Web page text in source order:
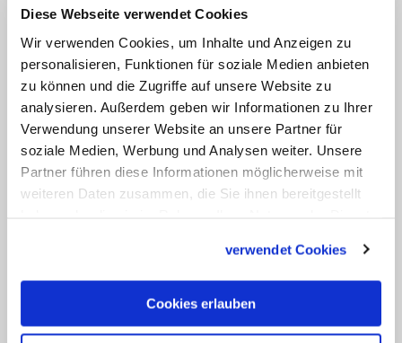
Diese Webseite verwendet Cookies
Wir verwenden Cookies, um Inhalte und Anzeigen zu
personalisieren, Funktionen für soziale Medien anbieten
zu können und die Zugriffe auf unsere Website zu
analysieren. Außerdem geben wir Informationen zu Ihrer
Verwendung unserer Website an unsere Partner für
soziale Medien, Werbung und Analysen weiter. Unsere
Partner führen diese Informationen möglicherweise mit
weiteren Daten zusammen, die Sie ihnen bereitgestellt
verwendet Cookies
Cookies erlauben
SchlüsseldienstesZugang zu ihrem
ehemaligen Kloster verschafft. Zuvor
waren sie in einem Caritas-Altersheim
untergebracht. Das Kloster Goldenstein
war 2022 in den Besitz der Erzbistums
Salzburg und des österreichischen
Chorherrenstifts Reichersberg
übergegangen. Den verbliebenen
im Kloster bleiben können, solange es
ihre Gesundheit erlaubt. Nach mehreren
Krankenhausaufenthalten wurden sie im
Dezember 2023 in das Altersheim